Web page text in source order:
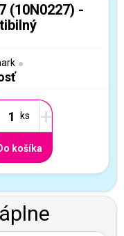
(10N0227) -
+
košíka